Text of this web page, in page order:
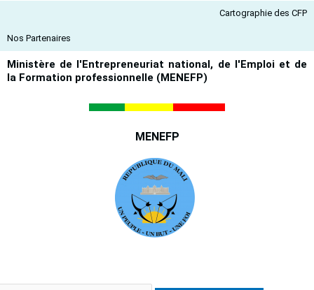
contenu
Cartographie des CFP
Nos Partenaires
Ministère de l'Entrepreneuriat national, de l'Emploi et de
la Formation professionnelle (MENEFP)
MENEFP